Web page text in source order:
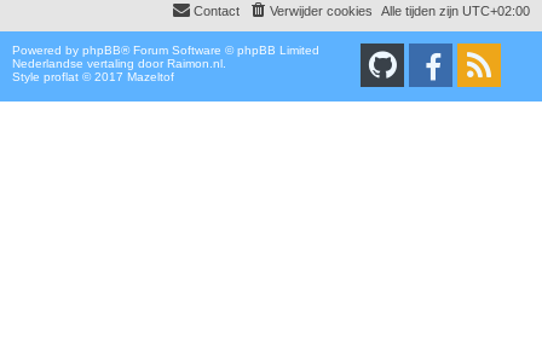
Alle tijden zijn UTC+02:00
Verwijder cookies
Contact
Powered by phpBB® Forum Software © phpBB Limited
Nederlandse vertaling door Raimon.nl
Style proflat © 2017 Mazeltof